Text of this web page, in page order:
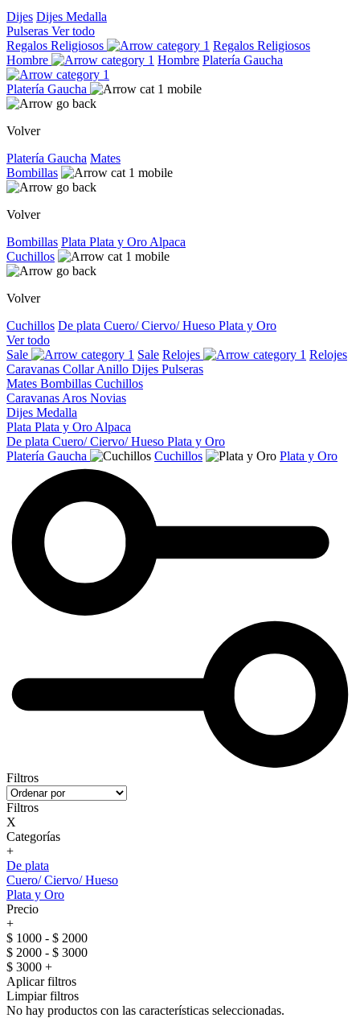
Dijes Dijes Medalla
Pulseras Ver todo
Regalos Religiosos
Regalos Religiosos
Hombre
Hombre Platería Gaucha
Platería Gaucha
Volver
Platería Gaucha Mates
Bombillas
Volver
Bombillas Plata Plata y Oro Alpaca
Cuchillos
Volver
Cuchillos De plata Cuero/ Ciervo/ Hueso Plata y Oro
Ver todo
Sale
Sale Relojes
Relojes
Caravanas CollarAnillo Dijes Pulseras
Mates Bombillas Cuchillos
Caravanas Aros Novias
Dijes Medalla
Plata Plata y Oro Alpaca
De plata Cuero/ Ciervo/ Hueso Plata y Oro
Platería Gaucha
Cuchillos Plata y Oro
Filtros
Filtros
X
Categorías
+
De plata
Cuero/ Ciervo/ Hueso
Plata y Oro
Precio
+
$ 1000 - $ 2000
$ 2000 - $ 3000
$ 3000 +
Aplicar filtros
Limpiar filtros
No hay productos con las características seleccionadas.